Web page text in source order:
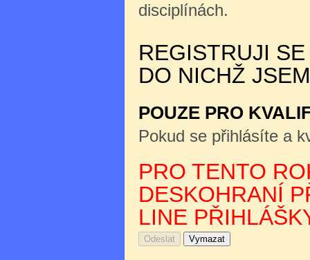
disciplínách.
REGISTRUJI
DO NICHŽ
POUZE PRO
Pokud se přihlásíte a
PRO TENTO
DESKOHRANÍ
LINE